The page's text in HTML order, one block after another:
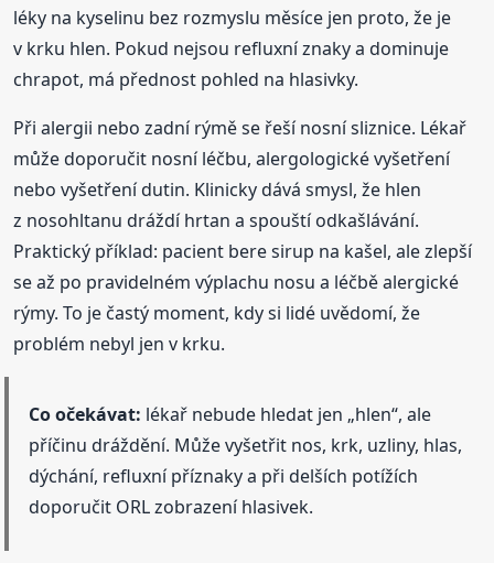
léky na kyselinu bez rozmyslu měsíce jen proto, že je
v krku hlen. Pokud nejsou refluxní znaky a dominuje
chrapot, má přednost pohled na hlasivky.
Při alergii nebo zadní rýmě se řeší nosní sliznice. Lékař
může doporučit nosní léčbu, alergologické vyšetření
nebo vyšetření dutin. Klinicky dává smysl, že hlen
z nosohltanu dráždí hrtan a spouští odkašlávání.
Praktický příklad: pacient bere sirup na kašel, ale zlepší
se až po pravidelném výplachu nosu a léčbě alergické
rýmy. To je častý moment, kdy si lidé uvědomí, že
problém nebyl jen v krku.
Co očekávat: lékař nebude hledat jen „hlen“, ale
příčinu dráždění. Může vyšetřit nos, krk, uzliny, hlas,
dýchání, refluxní příznaky a při delších potížích
doporučit ORL zobrazení hlasivek.